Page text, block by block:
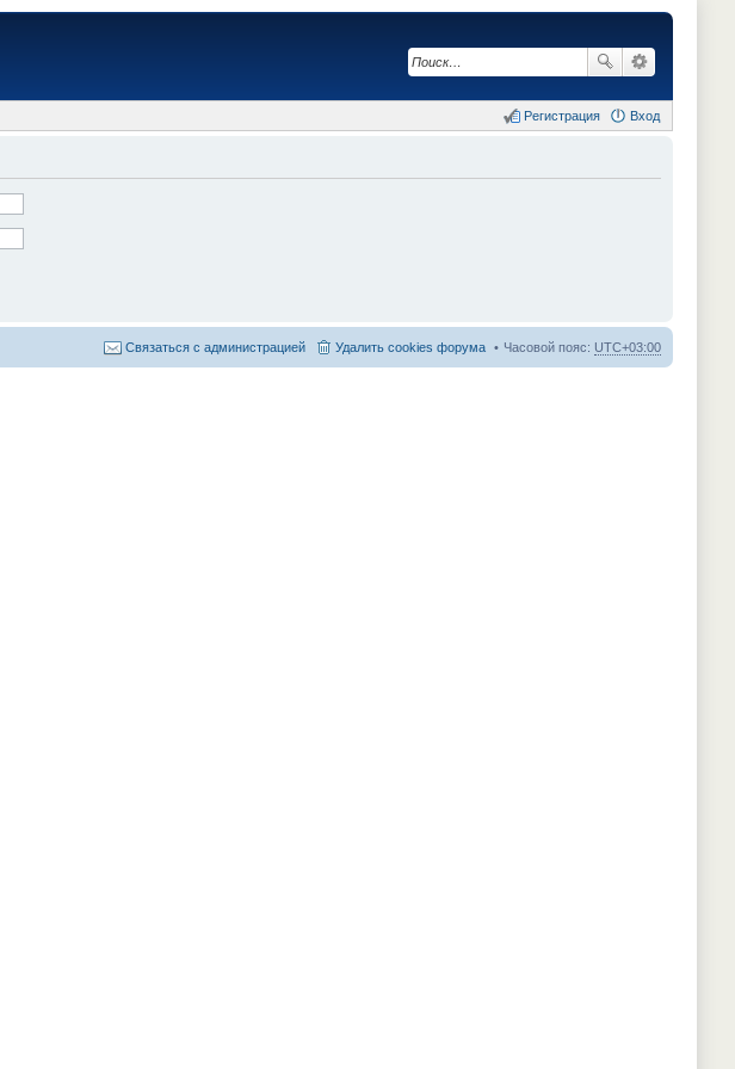
Вход
Регистрация
Часовой пояс: UTC+03:00
Удалить cookies форума
Связаться с администрацией